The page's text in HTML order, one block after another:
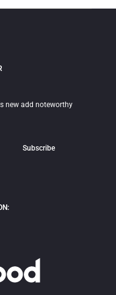
new add noteworthy